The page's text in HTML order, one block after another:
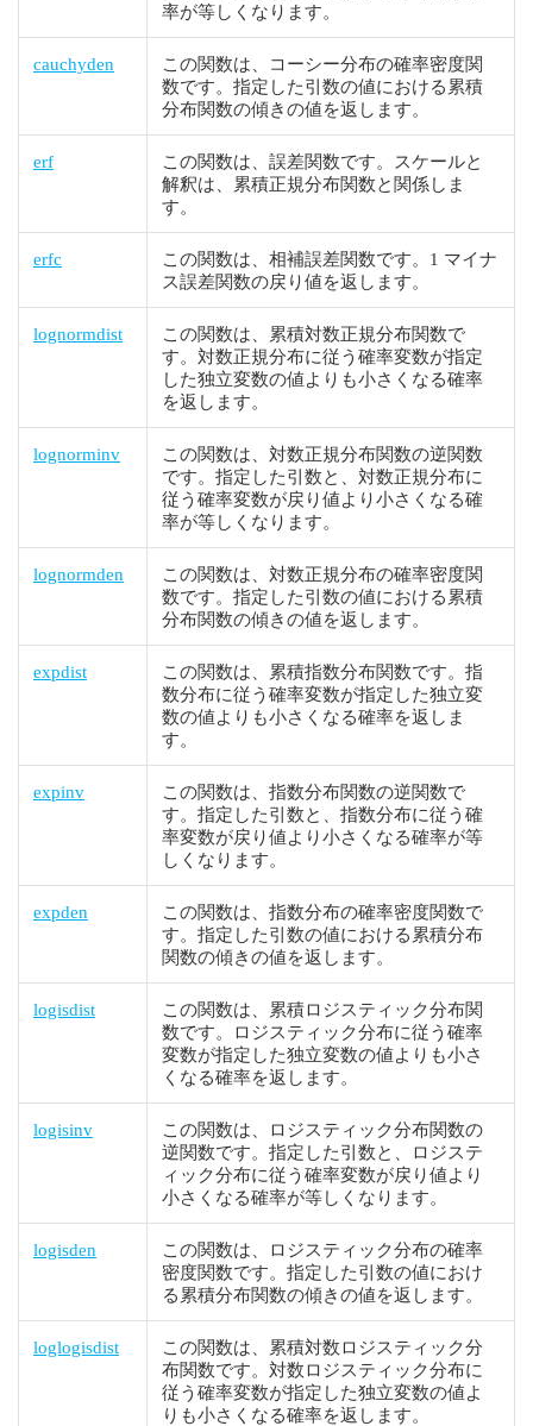
率が等しくなります。
cauchyden
この関数は、コーシー分布の確率密度関
数です。指定した引数の値における累積
分布関数の傾きの値を返します。
erf
この関数は、誤差関数です。スケールと
解釈は、累積正規分布関数と関係しま
す。
erfc
この関数は、相補誤差関数です。1 マイナ
ス誤差関数の戻り値を返します。
lognormdist
この関数は、累積対数正規分布関数で
す。対数正規分布に従う確率変数が指定
した独立変数の値よりも小さくなる確率
を返します。
lognorminv
この関数は、対数正規分布関数の逆関数
です。指定した引数と、対数正規分布に
従う確率変数が戻り値より小さくなる確
率が等しくなります。
lognormden
この関数は、対数正規分布の確率密度関
数です。指定した引数の値における累積
分布関数の傾きの値を返します。
expdist
この関数は、累積指数分布関数です。指
数分布に従う確率変数が指定した独立変
数の値よりも小さくなる確率を返しま
す。
expinv
この関数は、指数分布関数の逆関数で
す。指定した引数と、指数分布に従う確
率変数が戻り値より小さくなる確率が等
しくなります。
expden
この関数は、指数分布の確率密度関数で
す。指定した引数の値における累積分布
関数の傾きの値を返します。
logisdist
この関数は、累積ロジスティック分布関
数です。ロジスティック分布に従う確率
変数が指定した独立変数の値よりも小さ
くなる確率を返します。
logisinv
この関数は、ロジスティック分布関数の
逆関数です。指定した引数と、ロジステ
ィック分布に従う確率変数が戻り値より
小さくなる確率が等しくなります。
logisden
この関数は、ロジスティック分布の確率
密度関数です。指定した引数の値におけ
る累積分布関数の傾きの値を返します。
loglogisdist
この関数は、累積対数ロジスティック分
布関数です。対数ロジスティック分布に
従う確率変数が指定した独立変数の値よ
りも小さくなる確率を返します。